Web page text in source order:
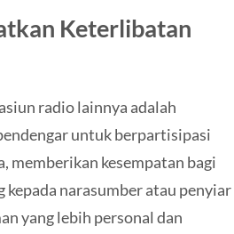
Keterlibatan
radio lainnya adalah
untuk berpartisipasi
memberikan kesempatan bagi
narasumber atau penyiar
yang lebih personal dan